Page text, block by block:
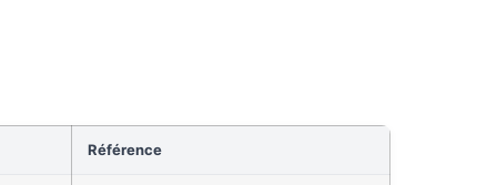
Référence